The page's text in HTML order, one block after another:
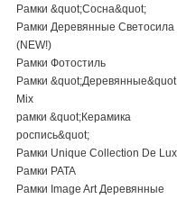
Рамки &quot;Сосна&quot;
Рамки Деревянные Светосила
(NEW!)
Рамки Фотостиль
Рамки
Mix
рамки &quot;Керамика
роспись&quot;
Рамки Unique Collection De
Рамки PATA
Рамки Image Art Деревянные